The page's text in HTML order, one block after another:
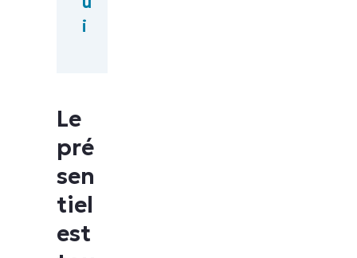
i
Le
pré
sen
tiel
est